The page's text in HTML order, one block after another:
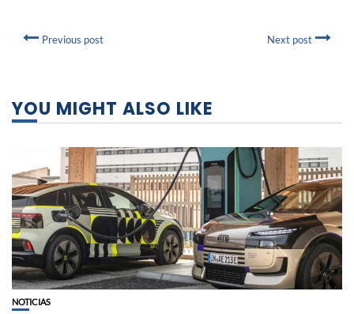
Previous post Next post
YOU MIGHT ALSO LIKE
NOTICIAS